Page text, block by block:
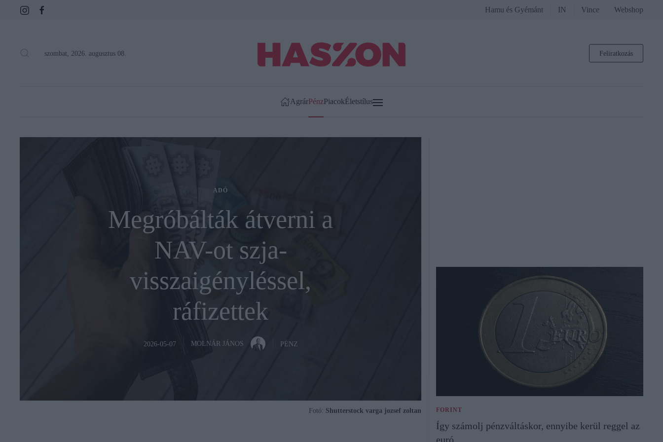
Hamu és Gyémánt IN Vince Webshop
szombat, 2026. augusztus 08. Feliratkozás
AgrárPénzPiacokÉletstílus
ADÓ
Megróbálták átverni a
NAV-ot szja-
visszaigényléssel,
ráfizettek
2026-05-07 MOLNÁR JÁNOS PÉNZ
Fotó: Shutterstock varga jozsef zoltan FORINT
Így számolj pénzváltáskor, ennyibe kerül reggel az
euró